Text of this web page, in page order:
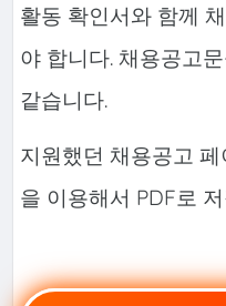
활동 확인서와 함께
야 합니다. 채용공고
같습니다.
지원했던 채용공고
을 이용해서 PDF로